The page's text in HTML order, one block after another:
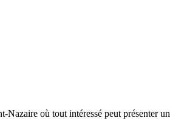
où tout intéressé peut présenter